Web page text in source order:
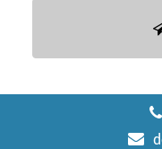
baliatzen gara. Ohar
erabiltzeko baimen
irakurri